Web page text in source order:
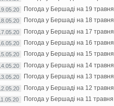
Погода у Бершаді на 19 травня
Погода у Бершаді на 18 травня
Погода у Бершаді на 17 травня
Погода у Бершаді на 16 травня
Погода у Бершаді на 15 травня
Погода у Бершаді на 14 травня
Погода у Бершаді на 13 травня
Погода у Бершаді на 12 травня
Погода у Бершаді на 11 травня